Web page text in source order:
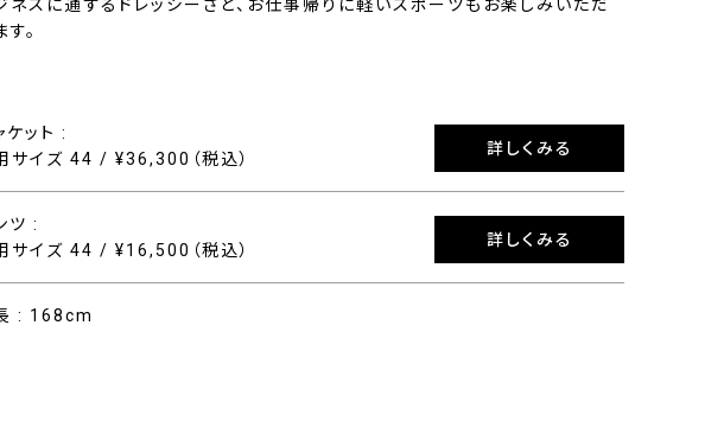
ネスに通ずるドレッシーさと、お仕事帰りに軽いスポーツもお楽しみいただ
す。
ケット :
サイズ 44 / ¥36,300（税込）
詳しくみる
ツ :
サイズ 44 / ¥16,500（税込）
詳しくみる
: 168cm